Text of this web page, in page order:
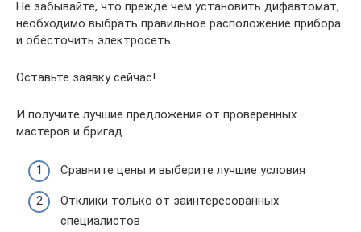
Не забывайте, что прежде чем установить дифавтомат,
необходимо выбрать правильное расположение прибора
и обесточить электросеть.
Оставьте заявку сейчас!
И получите лучшие предложения от проверенных
мастеров и бригад.
Сравните цены и выберите лучшие условия
Отклики только от заинтересованных
специалистов